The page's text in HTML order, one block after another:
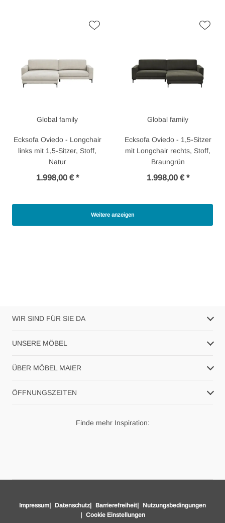
Global family
Ecksofa Oviedo - Longchair
links mit 1,5-Sitzer, Stoff,
Natur
1.998,00 € *
Global family
Ecksofa Oviedo - 1,5-Sitzer
mit Longchair rechts, Stoff,
Braungrün
1.998,00 € *
Weitere anzeigen
WIR SIND FÜR SIE DA
UNSERE MÖBEL
ÜBER MÖBEL MAIER
ÖFFNUNGSZEITEN
Finde mehr Inspiration:
Impressum Datenschutz Barrierefreiheit
Nutzungsbedingungen
Cookie Einstellungen